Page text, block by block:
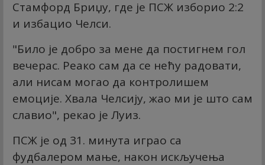
Стамфорд Бриџу, где је ПСЖ изборио 2:2
и избацио Челси.
"Било је добро за мене да постигнем гол
вечерас. Реако сам да се нећу радовати,
али нисам могао да контролишем
емоције. Хвала Челсију, жао ми је што сам
славио", рекао је Луиз.
ПСЖ је од 31. минута играо са
фудбалером мање, након искључења